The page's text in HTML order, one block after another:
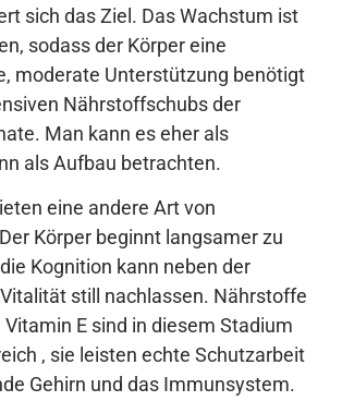
sich das Ziel. Das Wachstum ist
sodass der Körper eine
moderate Unterstützung benötigt
Nährstoffschubs der
Man kann es eher als
als Aufbau betrachten.
eine andere Art von
Körper beginnt langsamer zu
Kognition kann neben der
still nachlassen. Nährstoffe
E sind in diesem Stadium
, sie leisten echte Schutzarbeit
Gehirn und das Immunsystem.